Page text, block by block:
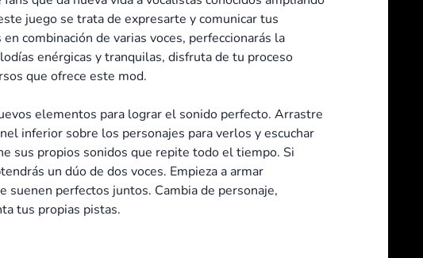
juego se trata de expresarte y comunicar tus
combinación de varias voces, perfeccionarás la
enérgicas y tranquilas, disfruta de tu proceso
que ofrece este mod.
elementos para lograr el sonido perfecto. Arrastre
inferior sobre los personajes para verlos y escuchar
sus propios sonidos que repite todo el tiempo. Si
un dúo de dos voces. Empieza a armar
suenen perfectos juntos. Cambia de personaje,
tus propias pistas.